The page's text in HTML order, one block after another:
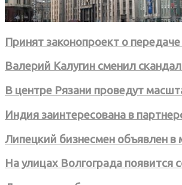
Принят законопроект о
Валерий Калугин сменил
В центре Рязани проведут
Индия заинтересована в
Липецкий бизнесмен объявлен
На улицах Волгограда появится